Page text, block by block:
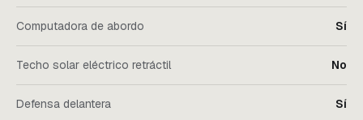
Computadora de abordo Sí
Techo solar eléctrico retráctil No
Defensa delantera Sí